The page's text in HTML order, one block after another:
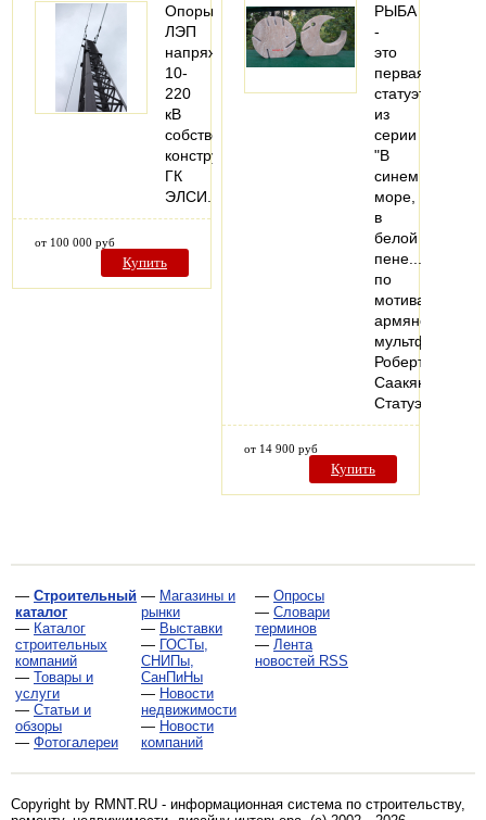
Опоры
ЛЭП
напряжением
10-
220
кВ
собственной
конструкции
ГК
ЭЛСИ.
от 100 000 руб
Купить
РЫБА
-
это
первая
статуэтка
из
серии
"В
синем
море,
в
белой
пене..."
по
мотивам
армянского
мультфильма
Роберта
Саакянца.
Статуэтка…
от 14 900 руб
Купить
— Строительный
каталог
— Каталог
строительных
компаний
— Товары и
услуги
— Статьи и
обзоры
— Фотогалереи
— Магазины и
рынки
— Выставки
— ГОСТы,
СНИПы,
СанПиНы
— Новости
недвижимости
— Новости
компаний
— Опросы
— Словари
терминов
— Лента
новостей RSS
Copyright by RMNT.RU - информационная система по строительству,